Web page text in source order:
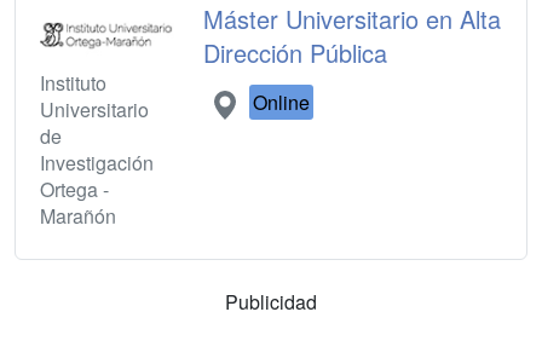
Instituto
Universitario
de
Investigación
Ortega -
Marañón
Máster Universitario en Alta
Dirección Pública
Online
Publicidad